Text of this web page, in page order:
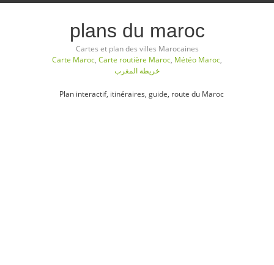
plans du maroc
Cartes et plan des villes Marocaines
Carte Maroc, Carte routière Maroc, Météo Maroc,
خريطة المغرب
Plan interactif, itinéraires, guide, route du Maroc